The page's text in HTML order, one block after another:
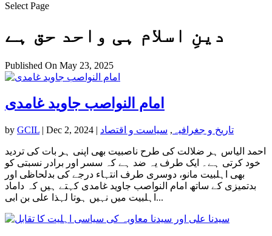
Select Page
دینِ اسلام ہی واحد حق ہے
Published On May 23, 2025
امام النواصب جاوید غامدی
by GCIL | Dec 2, 2024 | تاریخ و جغرافیہ , سیاست و اقتصاد
احمد الیاس ہر ضلالت کی طرح ناصبیت بھی اپنی ہر بات کی تردید
خود کرتی ہے۔ ایک طرف یہ ضد ہے کہ سسر اور برادر نسبتی کو
بھی اہلبیت مانو، دوسری طرف انتہاء درجے کی بدلحاظی اور
بدتمیزی کے ساتھ امام النواصب جاوید غامدی کہتے ہیں کہ داماد
اہلبیت میں نہیں ہوتا لہذا علی بن ابی...